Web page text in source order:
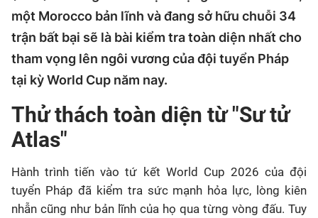
một Morocco bản lĩnh và đang sở hữu chuỗi 34
trận bất bại sẽ là bài kiểm tra toàn diện nhất cho
tham vọng lên ngôi vương của đội tuyển Pháp
tại kỳ World Cup năm nay.
Thử thách toàn diện từ "Sư tử
Atlas"
Hành trình tiến vào tứ kết World Cup 2026 của đội
tuyển Pháp đã kiểm tra sức mạnh hỏa lực, lòng kiên
nhẫn cũng như bản lĩnh của họ qua từng vòng đấu. Tuy